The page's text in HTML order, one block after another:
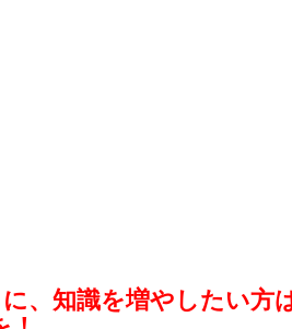
、知識を増やしたい方